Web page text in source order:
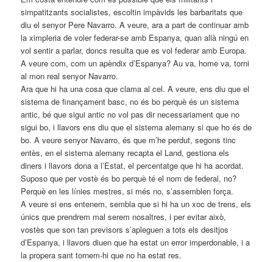
simpatitzants socialistes, escoltin impàvids les barbaritats que
diu el senyor Pere Navarro. A veure, ara a part de continuar amb
la ximpleria de voler federar-se amb Espanya, quan allà ningú en
vol sentir a parlar, doncs resulta que es vol federar amb Europa.
A veure com, com un apèndix d’Espanya? Au va, home va, torni
al mon real senyor Navarro.
Ara que hi ha una cosa que clama al cel. A veure, ens diu que el
sistema de finançament basc, no és bo perquè és un sistema
antic, bé que sigui antic no vol pas dir necessariament que no
sigui bo, i llavors ens diu que el sistema alemany si que ho és de
bo. A veure senyor Navarro, és que m’he perdut, segons tinc
entès, en el sistema alemany recapta el Land, gestiona els
diners i llavors dona a l’Estat, el percentatge que hi ha acordat.
Suposo que per vostè és bo perquè té el nom de federal, no?
Perquè en les línies mestres, si més no, s’assemblen força.
A veure si ens entenem, sembla que si hi ha un xoc de trens, els
únics que prendrem mal serem nosaltres, i per evitar això,
vostès que son tan previsors s’apleguen a tots els desitjos
d’Espanya, i llavors diuen que ha estat un error imperdonable, i a
la propera sant tornem-hi que no ha estat res.